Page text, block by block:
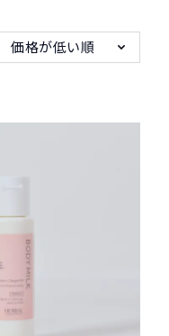
価格が低い順